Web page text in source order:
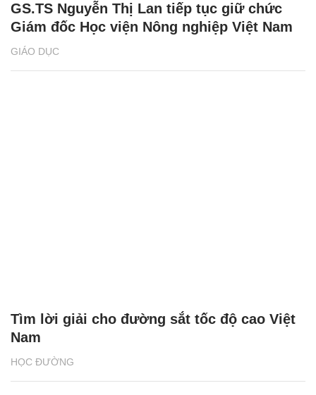
GIÁO DỤC
GS.TS Nguyễn Thị Lan tiếp tục giữ chức
Giám đốc Học viện Nông nghiệp Việt Nam
HỌC ĐƯỜNG
Tìm lời giải cho đường sắt tốc độ cao Việt
Nam